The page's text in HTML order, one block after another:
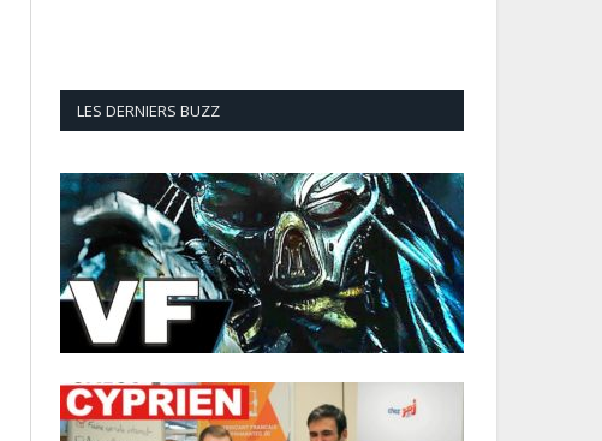
LES DERNIERS BUZZ